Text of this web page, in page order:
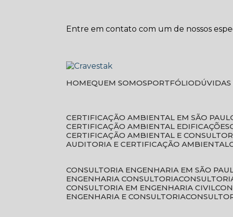
Entre em contato com um de nossos
HOME QUEM SOMOS PORTFÓLIO
CERTIFICAÇÃO AMBIENTAL EM SÃO
CERTIFICAÇÃO AMBIENTAL EDIFICAÇÕES
CERTIFICAÇÃO AMBIENTAL E
AUDITORIA E CERTIFICAÇÃO AMBIENTAL
CONSULTORIA ENGENHARIA EM SÃO
ENGENHARIA CONSULTORIA
CONSULTORIA EM ENGENHARIA CIVIL
ENGENHARIA E CONSULTORIA